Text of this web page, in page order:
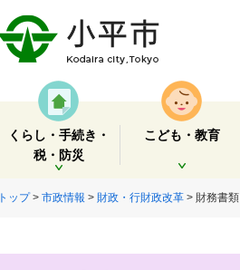
くらし・手続き・
税・防災
開く
こども・教育
開く
トップ> 市政情報 > 財政・行財政改革 > 財務書類